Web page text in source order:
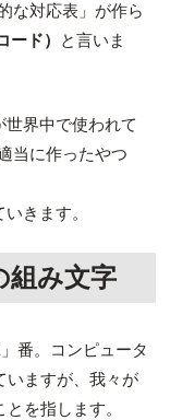
な対応表」が作ら
ド）
と言いま
世界中で使われて
当に作ったやつ
きます。
組み文字
番。コンピュータ
いますが、我々が
を指します。